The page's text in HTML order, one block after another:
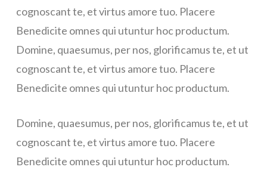
cognoscant te, et virtus amore tuo. Placere
Benedicite omnes qui utuntur hoc productum.
Domine, quaesumus, per nos, glorificamus te, et ut
cognoscant te, et virtus amore tuo. Placere
Benedicite omnes qui utuntur hoc productum.
Domine, quaesumus, per nos, glorificamus te, et ut
cognoscant te, et virtus amore tuo. Placere
Benedicite omnes qui utuntur hoc productum.